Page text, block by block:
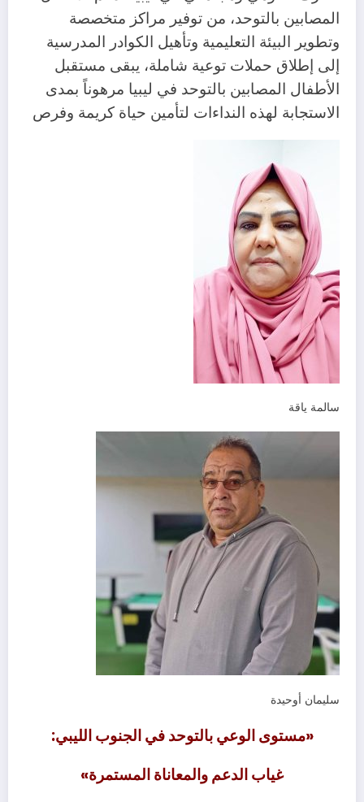
المصابين بالتوحد، من توفير مراكز متخصصة
وتطوير البيئة التعليمية وتأهيل الكوادر المدرسية
إلى إطلاق حملات توعية شاملة، يبقى مستقبل
الأطفال المصابين بالتوحد في ليبيا مرهوناً بمدى
الاستجابة لهذه النداءات لتأمين حياة كريمة وفرص
سالمة ياقة
سليمان أوحيدة
«مستوى الوعي بالتوحد في الجنوب الليبي:
غياب الدعم والمعاناة المستمرة»